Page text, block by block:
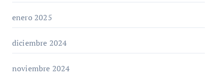
enero 2025
diciembre 2024
noviembre 2024